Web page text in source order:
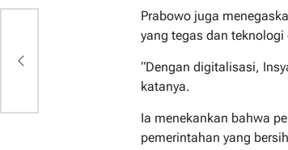
Prabowo juga
yang tegas dan
“Dengan digitalisasi,
katanya.
Ia menekankan bahwa
pemerintahan yang